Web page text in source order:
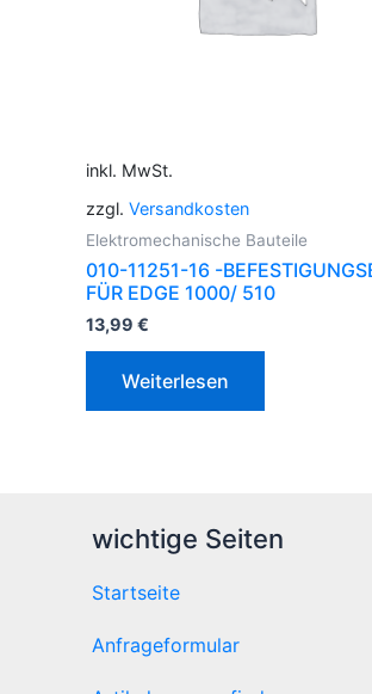
inkl. MwSt.
zzgl. Versandkosten
Elektromechanische Bauteile
010-11251-16 -
FÜR EDGE 1000/ 510
13,99 €
Weiterlesen
wichtige Seiten
Startseite
Anfrageformular